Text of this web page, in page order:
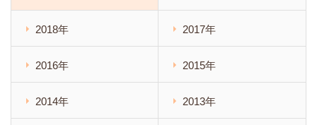
2018年 2017年
2016年 2015年
2014年 2013年